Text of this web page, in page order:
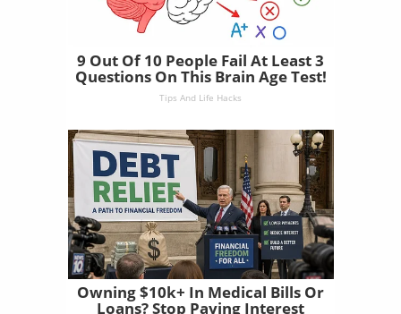
9 Out Of 10 People Fail At Least 3
Questions On This Brain Age Test!
Tips And Life Hacks
Owning $10k+ In Medical Bills Or
Loans? Stop Paying Interest